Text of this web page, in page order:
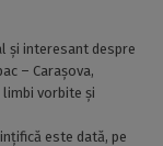
şi interesant despre
– Caraşova,
vorbite şi
este dată, pe